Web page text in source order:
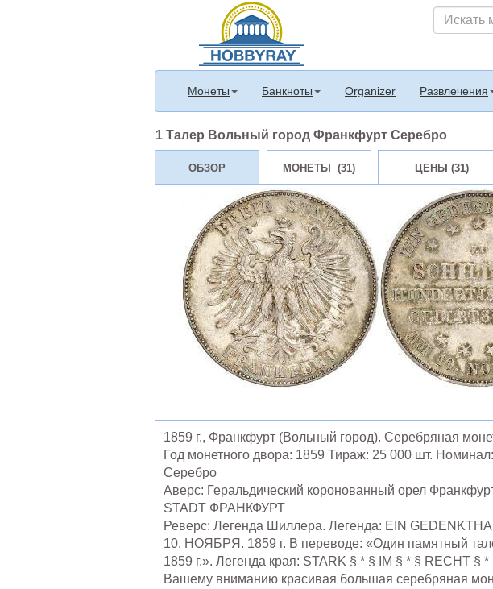
Монеты Банкноты Organizer Развлечения
1 Талер Вольный город Франкфурт Серебро
ОБЗОР МОНЕТЫ (31) ЦЕНЫ (31)
1859 г., Франкфурт (Вольный город). Серебряная
Год монетного двора: 1859 Тираж: 25 000 шт.
Серебро
Аверс: Геральдический коронованный орел
STADT ФРАНКФУРТ
Реверс: Легенда Шиллера. Легенда: EIN
10. НОЯБРЯ. 1859 г. В переводе: «Один памятный
1859 г.». Легенда края: STARK § * § IM § * § RECHT § *
Вашему вниманию красивая большая серебряная